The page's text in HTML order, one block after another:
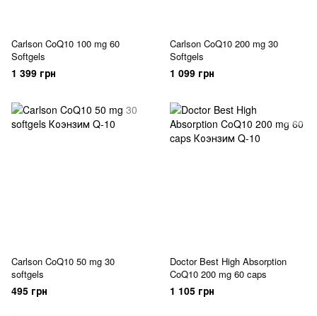
Carlson CoQ10 100 mg 60
Softgels
1 399 грн
Carlson CoQ10 200 mg 30
Softgels
1 099 грн
Carlson CoQ10 50 mg 30
softgels
495 грн
Doctor Best High Absorption
CoQ10 200 mg 60 caps
1 105 грн